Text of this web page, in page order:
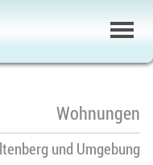
Wohnungen
und Umgebung